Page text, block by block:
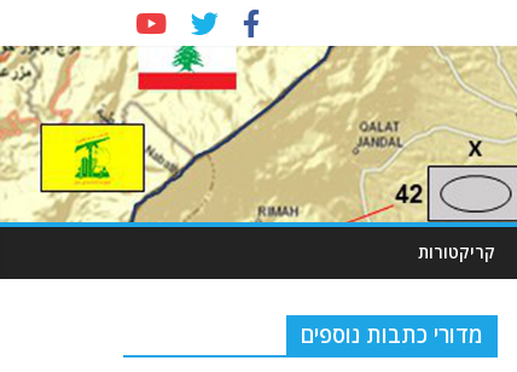
קריקטורות
מדורי כתבות נוספים